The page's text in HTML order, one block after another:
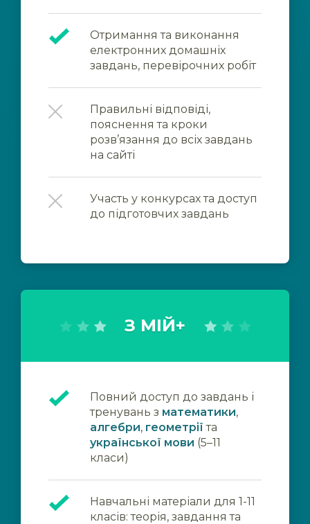
Отримання та виконання
електронних домашніх
завдань, перевірочних робіт
Правильні відповіді,
пояснення та кроки
розв’язання до всіх завдань
на сайті
Участь у конкурсах та доступ
до підготовчих завдань
З МІЙ+
Повний доступ до завдань і
тренувань з математики,
алгебри, геометрії та
української мови (5–11
класи)
Навчальні матеріали для 1-11
класів: теорія, завдання та